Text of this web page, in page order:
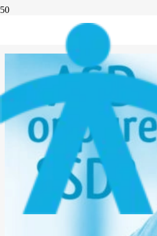
Esistono ancora le